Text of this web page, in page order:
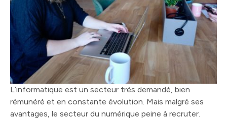
L’informatique est un secteur très demandé, bien
rémunéré et en constante évolution. Mais malgré ses
avantages, le secteur du numérique peine à recruter.